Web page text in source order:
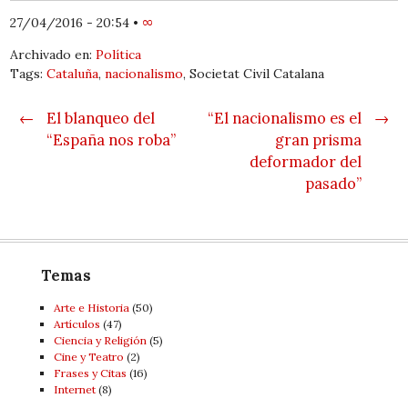
27/04/2016 - 20:54 • ∞
Archivado en:Política
Tags:Cataluña,nacionalismo, Societat Civil Catalana
Post navigation
←
El blanqueo del
“España nos roba”
→
“El nacionalismo es el
gran prisma
deformador del
pasado”
Temas
Arte e Historia(50)
Artí­culos (47)
Ciencia y Religión(5)
Cine y Teatro (2)
Frases y Citas (16)
Internet(8)